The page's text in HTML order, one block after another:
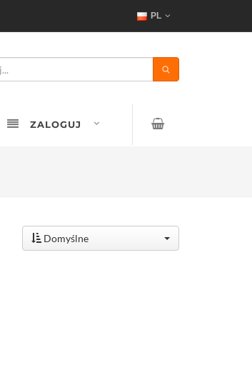
PL
ZALOGUJ
Domyślne